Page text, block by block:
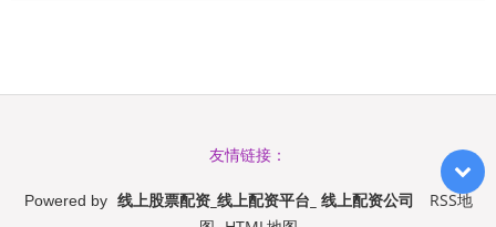
友情链接：
Powered by 线上股票配资_线上配资平台_ 线上配资公司
RSS地